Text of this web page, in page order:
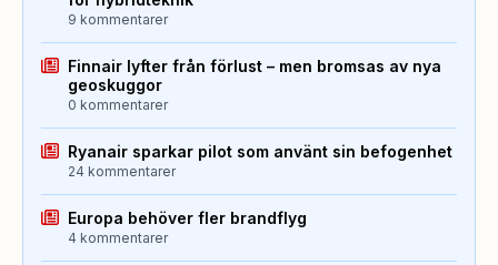
9 kommentarer
Finnair lyfter från förlust – men bromsas av nya
geoskuggor
0 kommentarer
Ryanair sparkar pilot som använt sin befogenhet
24 kommentarer
Europa behöver fler brandflyg
4 kommentarer